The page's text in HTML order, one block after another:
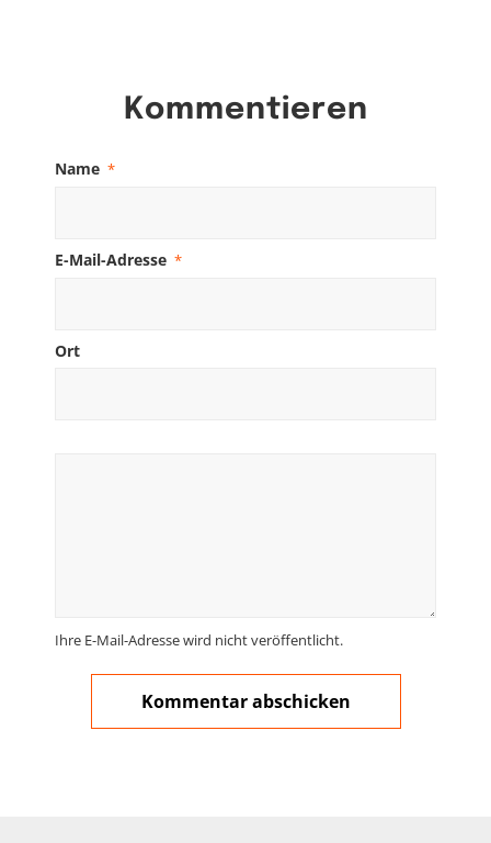
Kommentieren
Name *
E-Mail-Adresse *
Ort
Ihre E-Mail-Adresse wird nicht veröffentlicht.